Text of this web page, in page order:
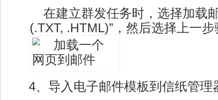
在建立群发任务时，选择加载
(.TXT, .HTML)”，然后选择上一
4、导入电子邮件模板到信纸管理